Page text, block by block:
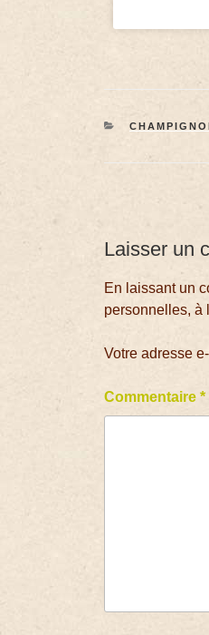
Laisser un
En laissant un
personnelles, à
Votre adresse
Commentaire*